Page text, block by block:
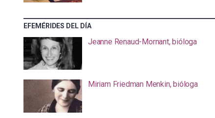
EFEMÉRIDES DEL DÍA
Jeanne Renaud-Mornant, bióloga
Miriam Friedman Menkin, bióloga